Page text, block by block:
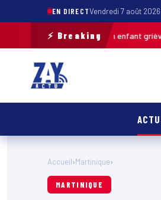
EN DIRECTVendredi 7 août 2026
⚡ Breaking
de-Calais : un enfant grièvement brûlé
Accueil›Martinique›
MARTINIQUE